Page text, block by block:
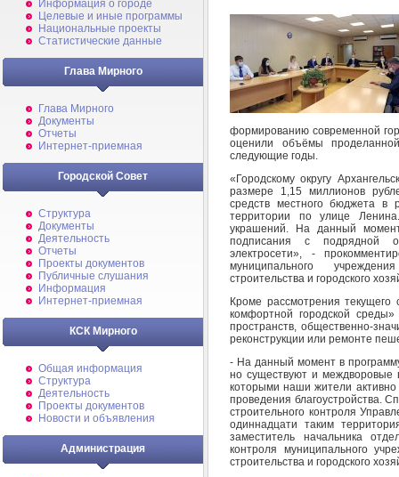
Информация о городе
Целевые и иные программы
Национальные проекты
Статистические данные
Глава Мирного
Глава Мирного
Документы
Отчеты
Интернет-приемная
Городской Совет
Структура
Документы
Деятельность
Отчеты
Проекты документов
Публичные слушания
Информация
Интернет-приемная
КСК Мирного
Общая информация
Структура
Деятельность
Проекты документов
Новости и объявления
Администрация
формированию современной
оценили объёмы
следующие годы.
«Городскому округу
размере 1,15 миллионов
средств местного бюджета в
территории по улице
украшений. На данный
подписания с подрядной
электросети», -
муниципального
строительства и городского
Кроме рассмотрения
комфортной городской
пространств, общественно-
реконструкции или ремонте
- На данный момент в
но существуют и междворовые
которыми наши жители активно
проведения благоустройства.
строительного контроля
одиннадцати таким
заместитель начальника
контроля муниципального
строительства и городского